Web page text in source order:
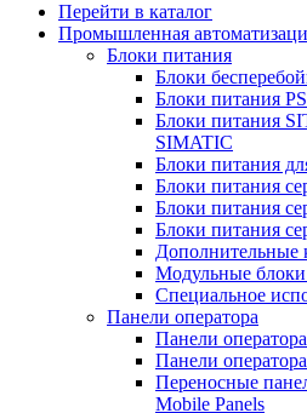
Перейти в каталог
Промышленная
Блоки питания
Блоки
Блоки питания
Блоки питания
SIMATIC
Блоки питания
Блоки питания
Блоки питания
Блоки питания
Дополнительные
Модульные
Специальное
Панели оператора
Панели
Панели
Переносные
Mobile Panels